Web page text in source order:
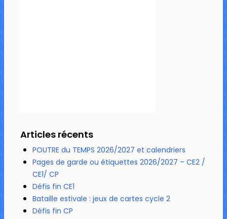
Articles récents
POUTRE du TEMPS 2026/2027 et calendriers
Pages de garde ou étiquettes 2026/2027 – CE2 /
CE1/ CP
Défis fin CE1
Bataille estivale : jeux de cartes cycle 2
Défis fin CP